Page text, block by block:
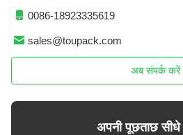
0086-18923335619
sales@toupack.com
अब संपर्क करें
अपनी पूछताछ